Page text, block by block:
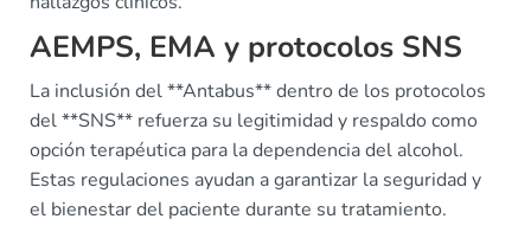
AEMPS, EMA y protocolos SNS
La inclusión del **Antabus** dentro de los protocolos
del **SNS** refuerza su legitimidad y respaldo como
opción terapéutica para la dependencia del alcohol.
Estas regulaciones ayudan a garantizar la seguridad y
el bienestar del paciente durante su tratamiento.